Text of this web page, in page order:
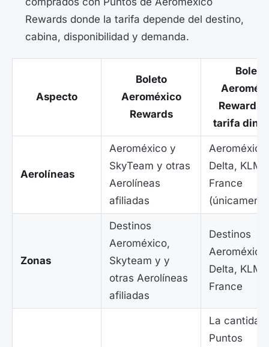
Rewards donde la tarifa depende del destino,
cabina, disponibilidad y demanda.
Aspecto
Boleto
Aeroméxico
Rewards
Boleto
Rewards
tarifa
Aerolíneas
Aeroméxico y
SkyTeam y otras
Aerolíneas
afiliadas
Aeroméxico,
Delta, KLM,
France
Zonas
Destinos
Aeroméxico,
Skyteam y y
otras Aerolíneas
afiliadas
Destinos
Aeroméxico,
Delta, KLM
France
La cantidad
Puntos